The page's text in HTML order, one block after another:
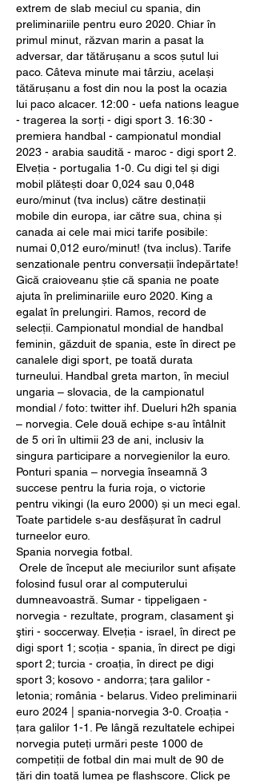
extrem de slab meciul cu spania, din
preliminariile pentru euro 2020. Chiar în
primul minut, răzvan marin a pasat la
adversar, dar tătărușanu a scos șutul lui
paco. Câteva minute mai târziu, același
tătărușanu a fost din nou la post la ocazia
lui paco alcacer. 12:00 - uefa nations league
- tragerea la sorți - digi sport 3. 16:30 -
premiera handbal - campionatul mondial
2023 - arabia saudită - maroc - digi sport 2.
Elveția - portugalia 1-0. Cu digi tel și digi
mobil plătești doar 0,024 sau 0,048
euro/minut (tva inclus) către destinații
mobile din europa, iar către sua, china și
canada ai cele mai mici tarife posibile:
numai 0,012 euro/minut! (tva inclus). Tarife
senzationale pentru conversații îndepărtate!
Gică craioveanu știe că spania ne poate
ajuta în preliminariile euro 2020. King a
egalat în prelungiri. Ramos, record de
selecții. Campionatul mondial de handbal
feminin, găzduit de spania, este în direct pe
canalele digi sport, pe toată durata
turneului. Handbal greta marton, în meciul
ungaria – slovacia, de la campionatul
mondial / foto: twitter ihf. Dueluri h2h spania
– norvegia. Cele două echipe s-au întâlnit
de 5 ori în ultimii 23 de ani, inclusiv la
singura participare a norvegienilor la euro.
Ponturi spania – norvegia înseamnă 3
succese pentru la furia roja, o victorie
pentru vikingi (la euro 2000) și un meci egal.
Toate partidele s-au desfășurat în cadrul
turneelor euro.
Spania norvegia fotbal.
folosind fusul orar al computerului
dumneavoastră. Sumar - tippeligaen -
norvegia - rezultate, program, clasament şi
ştiri - soccerway. Elveția - israel, în direct pe
digi sport 1; scoția - spania, în direct pe digi
sport 2; turcia - croația, în direct pe digi
sport 3; kosovo - andorra; țara galilor -
letonia; românia - belarus. Video preliminarii
euro 2024 | spania-norvegia 3-0. Croația -
țara galilor 1-1. Pe lângă rezultatele echipei
norvegia puteți urmări peste 1000 de
competiții de fotbal din mai mult de 90 de
țări din toată lumea pe flashscore. Click pe